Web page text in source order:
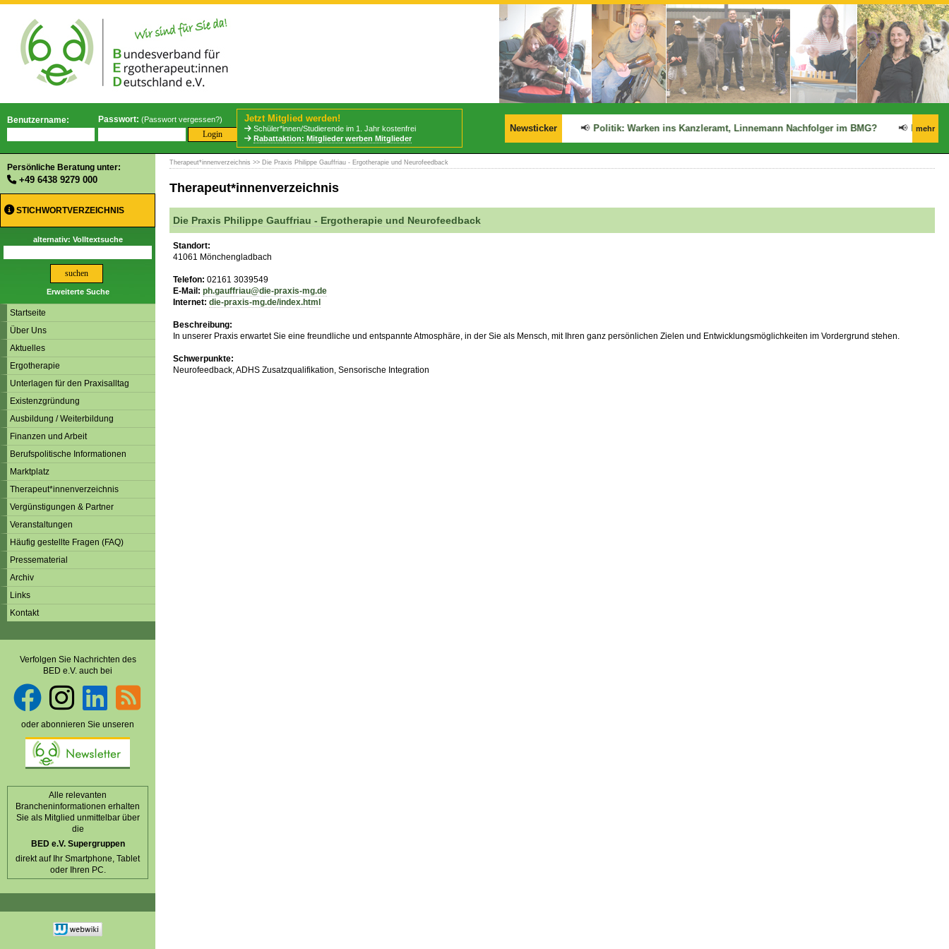
Benutzername: Passwort: (Passwort vergessen?) Jetzt Mitglied werden!
Schüler*innen/Studierende im 1. Jahr kostenfrei
Rabattaktion: Mitglieder werben Mitglieder
Newsticker
📢 BStabG tritt am 30.07.2026 in Kraft! Politik: Warken ins Kanzleramt, Linnemann Nachfolger im BMG? Ergo:mehr
Persönliche Beratung unter:
+49 6438 9279 000
STICHWORTVERZEICHNIS
alternativ: Volltextsuche
Erweiterte Suche
Startseite
Über Uns
Aktuelles
Ergotherapie
Unterlagen für den Praxisalltag
Existenzgründung
Ausbildung / Weiterbildung
Finanzen und Arbeit
Berufspolitische Informationen
Marktplatz
Therapeut*innenverzeichnis
Vergünstigungen & Partner
Veranstaltungen
Häufig gestellte Fragen (FAQ)
Pressematerial
Archiv
Links
Kontakt
Verfolgen Sie Nachrichten des
BED e.V. auch bei
oder abonnieren Sie unseren
Alle relevanten
Brancheninformationen erhalten
Sie als Mitglied unmittelbar über
die
BED e.V. Supergruppen
direkt auf Ihr Smartphone, Tablet
oder Ihren PC.
Therapeut*innenverzeichnis >> Die Praxis Philippe Gauffriau - Ergotherapie und Neurofeedback
Therapeut*innenverzeichnis
Die Praxis Philippe Gauffriau - Ergotherapie und Neurofeedback
Standort:
41061 Mönchengladbach
Telefon: 02161 3039549
E-Mail: ph.gauffriau@die-praxis-mg.de
Internet: die-praxis-mg.de/index.html
Beschreibung:
In unserer Praxis erwartet Sie eine freundliche und entspannte Atmosphäre, in der Sie als Mensch, mit Ihren ganz persönlichen Zielen und Entwicklungsmöglichkeiten im Vordergrund stehen.
Schwerpunkte:
Neurofeedback, ADHS Zusatzqualifikation, Sensorische Integration